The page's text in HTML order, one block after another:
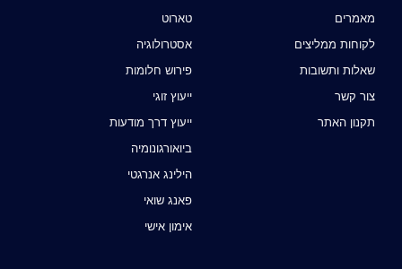
מאמרים
לקוחות ממליצים
שאלות ותשובות
צור קשר
תקנון האתר
טארוט
אסטרולוגיה
פירוש חלומות
ייעוץ זוגי
ייעוץ דרך מודעות
ביואורגונומיה
הילינג אנרגטי
פאנג שואי
אימון אישי